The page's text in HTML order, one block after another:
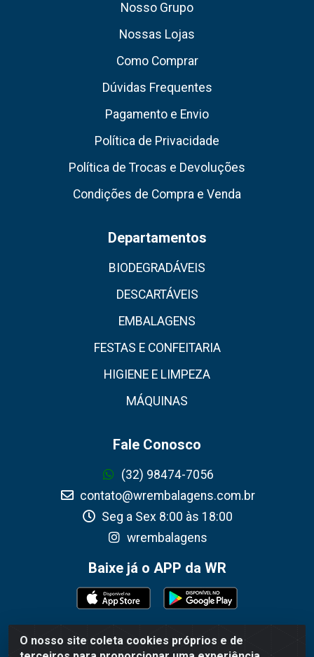
O nosso site coleta cookies próprios e de
Nosso Grupo
Nossas Lojas
Como Comprar
Dúvidas Frequentes
Pagamento e Envio
Política de Privacidade
Política de Trocas e Devoluções
Condições de Compra e Venda
Departamentos
BIODEGRADÁVEIS
DESCARTÁVEIS
EMBALAGENS
FESTAS E CONFEITARIA
HIGIENE E LIMPEZA
MÁQUINAS
Fale Conosco
(32) 98474-7056
contato@wrembalagens.com.br
Seg a Sex 8:00 às 18:00
wrembalagens
Baixe já o APP da WR
WR Embalagens - R. Cel. Teodoro Gomes de Araújo, 1360 -